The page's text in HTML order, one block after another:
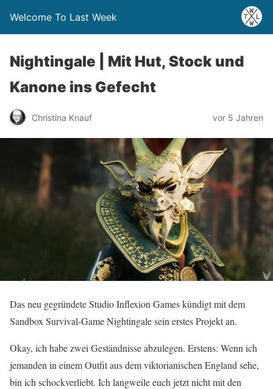
Welcome To Last Week
Nightingale | Mit Hut, Stock und
Kanone ins Gefecht
Christina Knauf vor 5 Jahren
Das neu gegründete Studio Inflexion Games kündigt mit dem
Sandbox Survival-Game Nightingale sein erstes Projekt an.
Okay, ich habe zwei Geständnisse abzulegen. Erstens: Wenn ich
jemanden in einem Outfit aus dem viktorianischen England sehe,
bin ich schockverliebt. Ich langweile euch jetzt nicht mit den